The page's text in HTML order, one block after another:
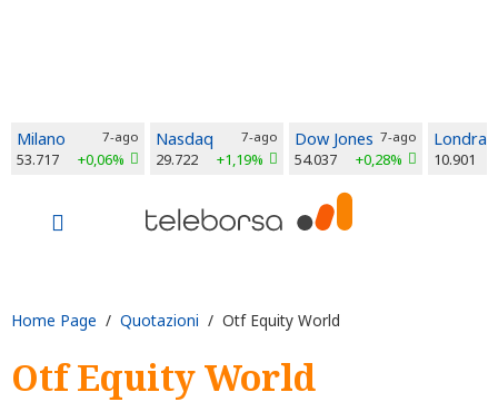
Milano 7-ago
53.717 +0,06%
Nasdaq 7-ago
29.722 +1,19%
Dow Jones 7-ago
54.037 +0,28%
Londra
10.901
Home Page / Quotazioni / Otf Equity World
Otf Equity World